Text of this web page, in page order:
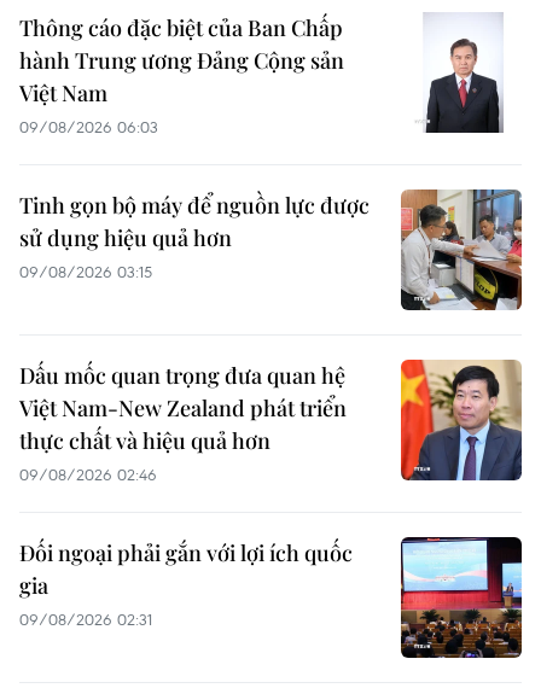
Thông cáo đặc biệt của Ban Chấp
hành Trung ương Đảng Cộng sản
Việt Nam
09/08/2026 06:03
Tinh gọn bộ máy để nguồn lực được
sử dụng hiệu quả hơn
09/08/2026 03:15
Dấu mốc quan trọng đưa quan hệ
Việt Nam-New Zealand phát triển
thực chất và hiệu quả hơn
09/08/2026 02:46
Đối ngoại phải gắn với lợi ích quốc
gia
09/08/2026 02:31